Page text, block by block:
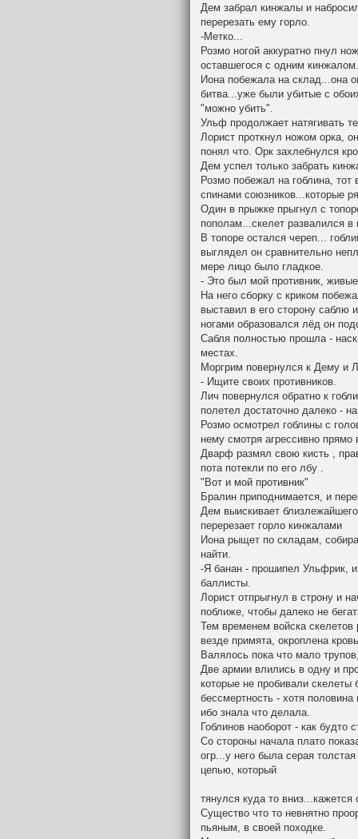
Дем забрал кинжалы и
перерезать ему горло.
-Метко...
Розмо ногой аккуратно пнул
оставшегося с одним кинжалом.
Иона побежала на склад...она
битва...уже были убитые с
"можно убить".
Ульф продолжает натягивать
Лорист проткнул ножом орка,
понял что. Орк захлебнулся
Дем успел только забрать
Розмо побежал на гоблина,
спинами союзников...которые
Один в прыжке прыгнул с
пополам...скелет развалился в
В топоре остался череп...
выглядел он сравнительно
мере лицо было гладкое.
- Это был мой противник,
На него сборку с криком
выставил в его сторону саблю
ногами образовался лёд он
Сабля полностью прошла -
местах.
Моргрим повернулся к Дему и
- Ищите своих противников.
Лич повернулся обратно к
полетел достаточно далеко -
Розмо осмотрел гоблины с
нему смотря агрессивно прямо
Дварф размял свою кисть ,
пота потекли по его лбу .
"Вот и мой противник"
Бралин приподнимается, и
Дем выискивает
перерезает горло кинжалами
Иона рыщет по складам,
найти.
-Я банан - прошипел Ульфрик,
баллисты.
Лорист отпрыгнул в строну и
поближе, чтобы далеко не
Тем временем войска
везде примята, окроплена
Валялось пока что мало
Две армии влились в одну и
которые не пробивали скелеты
бессмертность - хотя
ибо знала что делала.
Гоблинов наоборот - как будто
Со стороны начала плато
огр...у него была серая
цепью, который
тянулся куда то вниз...кажется
Существо что то невнятно
пьяным, в своей походке.